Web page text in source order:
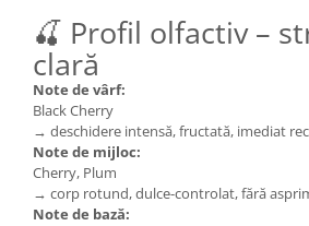
🍒 Profil olfactiv –
clară
Note de vârf:
Black Cherry
→ deschidere intensă, fructată, imediat
Note de mijloc:
Cherry, Plum
→ corp rotund, dulce-controlat, fără
Note de bază: